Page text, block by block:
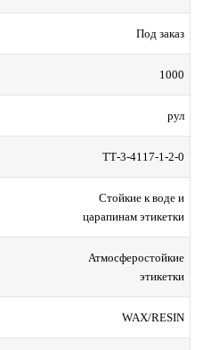
Под заказ
1000
рул
TТ-3-4117-1-2-0
Стойкие к воде и
царапинам этикетки
Атмосферостойкие
этикетки
WAX/RESIN